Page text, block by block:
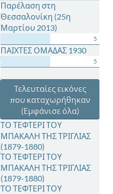
Παρέλαση στη
Θεσσαλονίκη (25η
Μαρτίου 2013)
5
ΠΑΙΧΤΕΣ ΟΜΑΔΑΣ 1930
5
Τελευταίες εικόνες
που καταχωρήθηκαν
(Εμφάνισε όλα)
ΤΟ ΤΕΦΤΕΡΙ ΤΟΥ
ΜΠΑΚΑΛΗ ΤΗΣ ΤΡΙΓΛΙΑΣ
(1879-1880)
ΤΟ ΤΕΦΤΕΡΙ ΤΟΥ
ΜΠΑΚΑΛΗ ΤΗΣ ΤΡΙΓΛΙΑΣ
(1879-1880)
ΤΟ ΤΕΦΤΕΡΙ ΤΟΥ